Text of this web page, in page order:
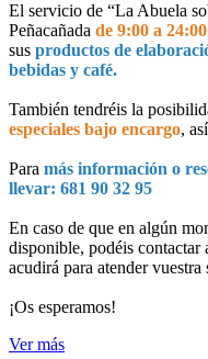
El servicio de “La Abuela
Peñacañada de 9:00 a
sus productos de
bebidas y café.
También tendréis la
especiales bajo encargo,
Para más información o
llevar: 681 90 32 95
En caso de que en algún
disponible, podéis contactar
acudirá para atender vuestra
¡Os esperamos!
Ver más